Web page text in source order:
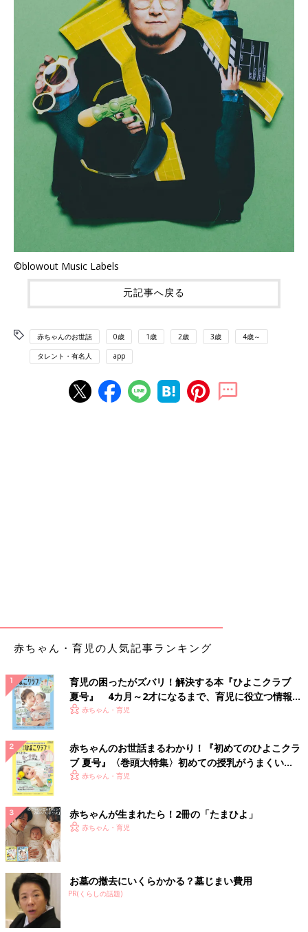
©blowout Music Labels
元記事へ戻る
赤ちゃんのお世話 0歳 1歳 2歳 3歳 4歳～
タレント・有名人 app
赤ちゃん・育児の人気記事ランキング
育児の困ったがズバリ！解決する本『ひよこクラブ
夏号』 4カ月～2才になるまで、育児に役立つ情報が
いっぱい！
赤ちゃん・育児
赤ちゃんのお世話まるわかり！『初めてのひよこクラ
ブ 夏号』〈巻頭大特集〉初めての授乳がうまくい
く！ おっぱい・ミルクの基本と夏のトラブル 解決テ
赤ちゃん・育児
赤ちゃんが生まれたら！2冊の「たまひよ」
赤ちゃん・育児
お墓の撤去にいくらかかる？墓じまい費用
PR(くらしの話題)